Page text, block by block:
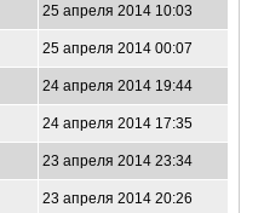
25 апреля 2014 10:03
25 апреля 2014 00:07
24 апреля 2014 19:44
24 апреля 2014 17:35
23 апреля 2014 23:34
23 апреля 2014 20:26